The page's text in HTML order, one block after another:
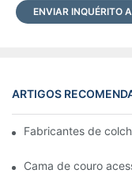
ENVIAR INQUÉRITO
ARTIGOS
Fabricantes de
Cama de couro